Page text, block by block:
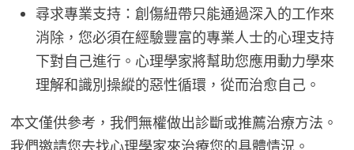
尋求專業支持：創傷紐帶只能通過深入的工作來
消除，您必須在經驗豐富的專業人士的心理支持
下對自己進行。心理學家將幫助您應用動力學來
理解和識別操縱的惡性循環，從而治愈自己。
本文僅供參考，我們無權做出診斷或推薦治療方法。
我們邀請您去找心理學家來治療您的具體情況。